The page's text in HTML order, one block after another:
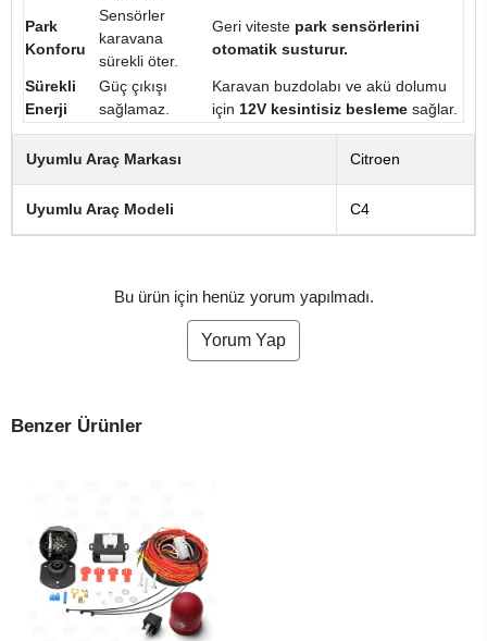
Park
Konforu
Sensörler
karavana
sürekli öter.
Geri viteste park sensörlerini
otomatik susturur.
Sürekli
Enerji
Güç çıkışı
sağlamaz.
Karavan buzdolabı ve akü dolumu
için 12V kesintisiz besleme sağlar.
Uyumlu Araç Markası Citroen
Uyumlu Araç Modeli C4
Bu ürün için henüz yorum yapılmadı.
Yorum Yap
Benzer Ürünler